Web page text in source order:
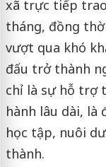
xã trực tiếp
tháng, đồng
vượt qua khó
đấu trở thành
chỉ là sự hỗ trợ
hành lâu dài, là
học tập, nuôi
thành.